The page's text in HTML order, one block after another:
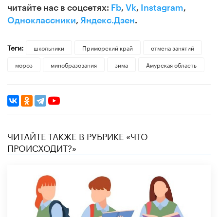
читайте нас в соцсетях: Fb, Vk, Instagram,
Одноклассники, Яндекс.Дзен.
Теги: школьники Приморский край
отмена занятий
мороз
минобразования зима Амурская область
ЧИТАЙТЕ ТАКЖЕ В РУБРИКЕ «ЧТО
ПРОИСХОДИТ?»